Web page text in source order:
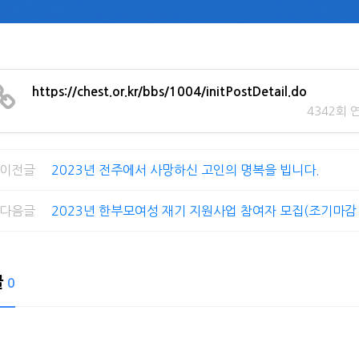
https://chest.or.kr/bbs/1004/initPostDetail.do
4342회
전글 2023년 전주에서 사망하신 고인의 명복을 빕니다.
음글 2023년 한부모여성 재기 지원사업 참여자 모집(조기마
0